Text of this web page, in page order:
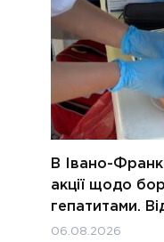
В Івано-
акції щодо
гепатитами.
06.08.2026